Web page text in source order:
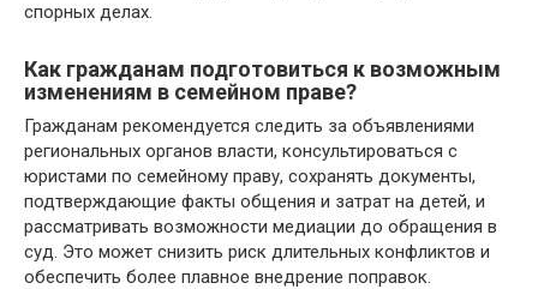
спорных делах.
Как гражданам подготовиться к возможным
изменениям в семейном праве?
Гражданам рекомендуется следить за объявлениями
региональных органов власти, консультироваться с
юристами по семейному праву, сохранять документы,
подтверждающие факты общения и затрат на детей, и
рассматривать возможности медиации до обращения в
суд. Это может снизить риск длительных конфликтов и
обеспечить более плавное внедрение поправок.